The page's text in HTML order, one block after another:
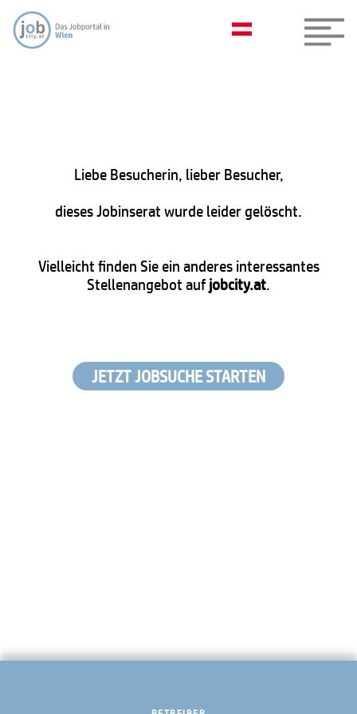
Liebe Besucherin, lieber Besucher,
dieses Jobinserat wurde leider gelöscht.
Vielleicht finden Sie ein anderes interessantes
Stellenangebot aufjobcity.at.
JETZT JOBSUCHE STARTEN